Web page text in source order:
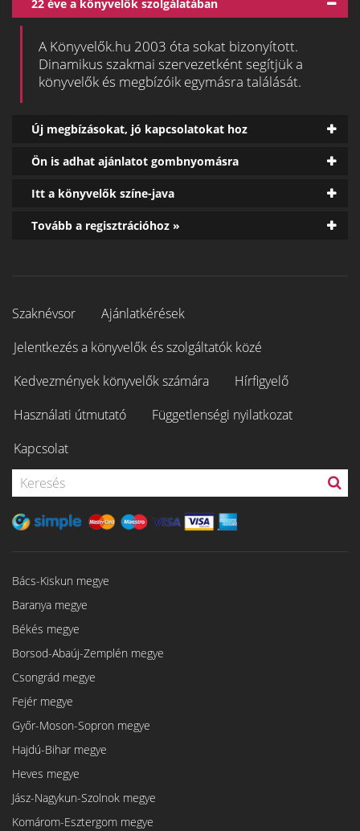
22 éve a könyvelők szolgálatában
A Könyvelők.hu 2003 óta sokat bizonyított.
Dinamikus szakmai szervezetként segítjük a
könyvelők és megbízóik egymásra találását.
Új megbízásokat, jó kapcsolatokat hoz
Ön is adhat ajánlatot gombnyomásra
Itt a könyvelők színe-java
Tovább a regisztrációhoz »
Szaknévsor
Ajánlatkérések
Jelentkezés a könyvelők és szolgáltatók közé
Kedvezmények könyvelők számára
Hírfigyelő
Használati útmutató
Függetlenségi nyilatkozat
Kapcsolat
Bács-Kiskun megye
Baranya megye
Békés megye
Borsod-Abaúj-Zemplén megye
Csongrád megye
Fejér megye
Győr-Moson-Sopron megye
Hajdú-Bihar megye
Heves megye
Jász-Nagykun-Szolnok megye
Komárom-Esztergom megye